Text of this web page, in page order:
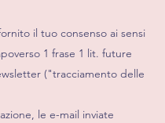
il tuo consenso ai sensi
1 frase 1 lit. future
("tracciamento delle
le e-mail inviate